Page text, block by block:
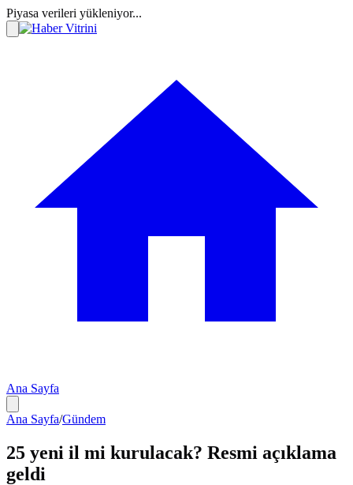
Piyasa verileri yükleniyor...
Ana Sayfa
Ana Sayfa/Gündem
25 yeni il mi kurulacak? Resmi açıklama
geldi